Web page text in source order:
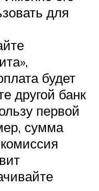
для
будет
другой банк
первой
сумма